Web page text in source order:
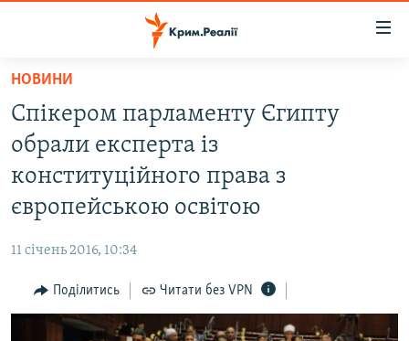
Перейти
основного
матеріалу
Перейти
до
основної
Перейти
пошуку
ВОДА.КРИМ
ВІДЕО ТА ФОТО
ПОЛІТИКА
ІНТЕРВ'Ю
ВСЕ ЗА ДЕНЬ
НОВИНИ
Спікером парламенту Єгипту
обрали експерта із
конституційного права з
європейською освітою
11 січень 2016, 10:34
Поділитись Читати без VPN